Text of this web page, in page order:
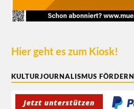
Hier geht es zum Kiosk!
KULTURJOURNALISMUS FÖRDERN